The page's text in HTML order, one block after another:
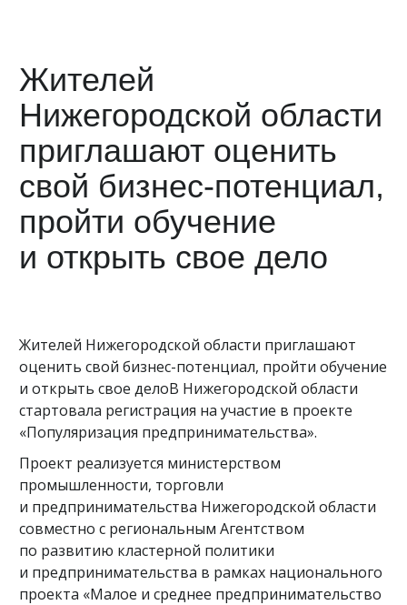
Жителей
Нижегородской области
приглашают оценить
свой бизнес-потенциал,
пройти обучение
и открыть свое дело
Жителей Нижегородской области приглашают
оценить свой бизнес-потенциал, пройти обучение
и открыть свое делоВ Нижегородской области
стартовала регистрация на участие в проекте
«Популяризация предпринимательства».
Проект реализуется министерством
промышленности, торговли
и предпринимательства Нижегородской области
совместно с региональным Агентством
по развитию кластерной политики
и предпринимательства в рамках национального
проекта «Малое и среднее предпринимательство